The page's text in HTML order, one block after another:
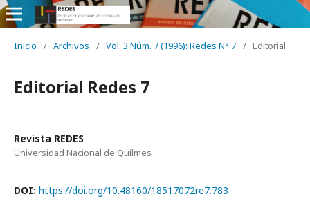
Inicio / Archivos / Vol. 3 Núm. 7 (1996): Redes N° 7 / Editorial
Editorial Redes 7
Revista REDES
Universidad Nacional de Quilmes
DOI: https://doi.org/10.48160/18517072re7.783